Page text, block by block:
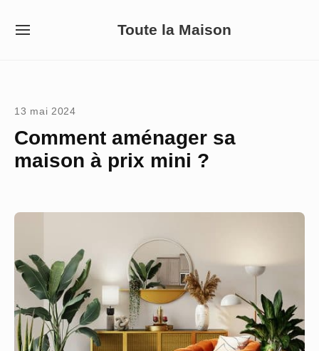
Toute la Maison
SITE
13 mai 2024
Comment aménager sa
maison à prix mini ?